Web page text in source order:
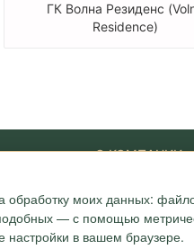
ГК Волна Резиденс
Residence)
обработку моих данных:
— с помощью
настройки в вашем браузере.
О КОМПАНИИ
Акции
ONYX-VIP
Сотрудники